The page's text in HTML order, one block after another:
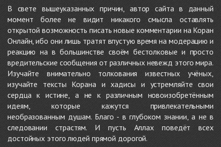
В свете вышеуказанных причин, автор сайта в данный
момент более не видит никакого смысла оставлять
открытой возможность писать новые комментарии на Коран
Онлайн, ибо они лишь тратят впустую время на модерацию и
реакцию на в большинстве своём бестолковые и просто
вредительские сообщения от различных невежд этого мира.
Изучайте внимательно толкования известных учёных,
изучайте тексты Корана и хадисы и устремляйте свои
сердца к истине, а не к различным новоизобретённым
идеям, которые кажутся привлекательными
необразованным душам. Благо - в глубоком знании, а не в
следовании страстям. И пусть Аллах поведёт всех
достойных этого людей прямой дорогой.